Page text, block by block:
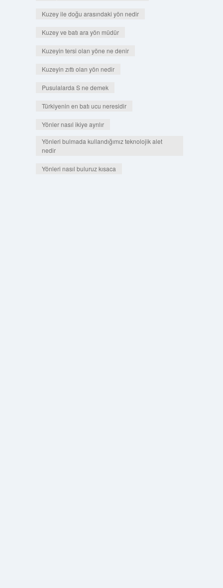
Kuzey ile doğu arasındaki yön nedir
Kuzey ve batı ara yön müdür
Kuzeyin tersi olan yöne ne denir
Kuzeyin zıttı olan yön nedir
Pusulalarda S ne demek
Türkiyenin en batı ucu neresidir
Yönler nasıl ikiye ayrılır
Yönleri bulmada kullandığımız teknolojik alet
nedir
Yönleri nasıl buluruz kısaca